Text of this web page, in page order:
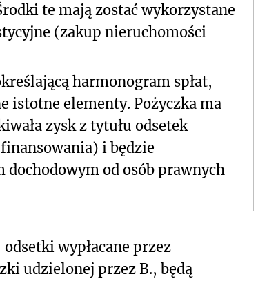
te mają zostać wykorzystane
(zakup nieruchomości
harmonogram spłat,
istotne elementy. Pożyczka ma
zysk z tytułu odsetek
i będzie
dochodowym od osób prawnych
wypłacane przez
udzielonej przez B., będą